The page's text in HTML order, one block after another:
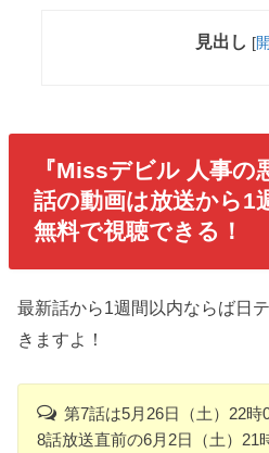
見出し [
『Missデビル 人事の
話の動画は放送から1
無料で視聴できる！
最新話から1週間以内ならば日
きますよ！
第7話は5月26日（土）22
8話放送直前の6月2日（土）21